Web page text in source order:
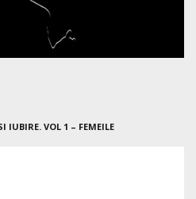
IUBIRE. VOL 1 – FEMEILE